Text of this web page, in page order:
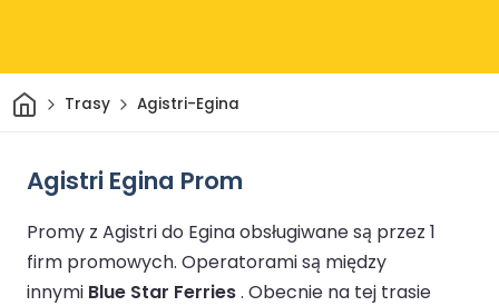
DomTrasy Agistri-Egina
Agistri Egina Prom
Promy z Agistri do Egina obsługiwane są przez 1
firm promowych. Operatorami są między
innymi Blue Star Ferries. Obecnie na tej trasie